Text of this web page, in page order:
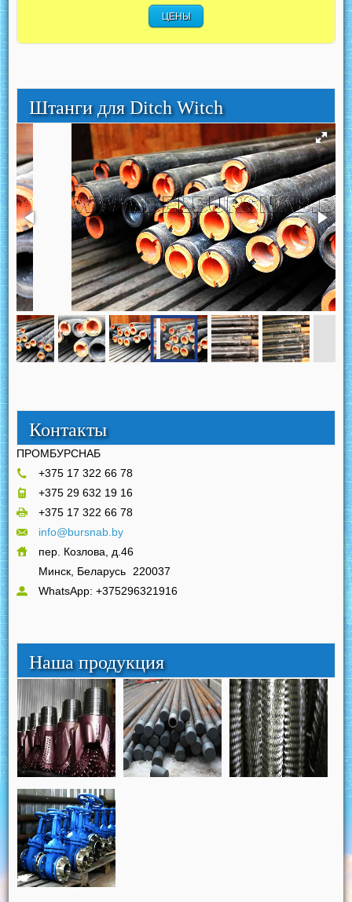
ЦЕНЫ
Штанги для Ditch Witch
Контакты
ПРОМБУРСНАБ
+375 17 322 66 78
+375 29 632 19 16
+375 17 322 66 78
info@bursnab.by
пер. Козлова, д.46
Минск, Беларусь
220037
WhatsApp: +375296321916
Наша продукция